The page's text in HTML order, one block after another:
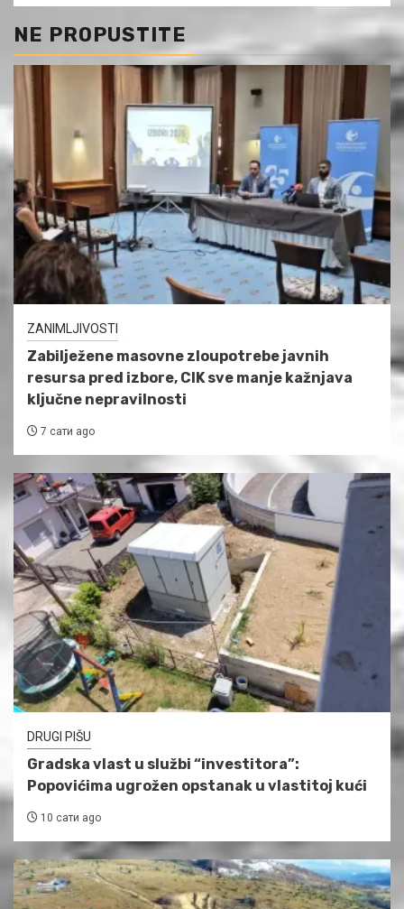
NE PROPUSTITE
ZANIMLJIVOSTI
Zabilježene masovne zloupotrebe javnih
resursa pred izbore, CIK sve manje kažnjava
ključne nepravilnosti
7 сати ago
DRUGI PIŠU
Gradska vlast u službi “investitora”:
Popovićima ugrožen opstanak u vlastitoj kući
10 сати ago